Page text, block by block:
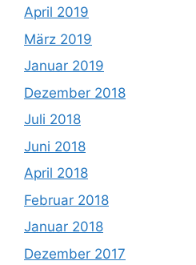
April 2019
März 2019
Januar 2019
Dezember 2018
Juli 2018
Juni 2018
April 2018
Februar 2018
Januar 2018
Dezember 2017